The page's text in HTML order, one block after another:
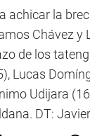
achicar la
Chávez y
de los
Lucas
Udijara
DT: